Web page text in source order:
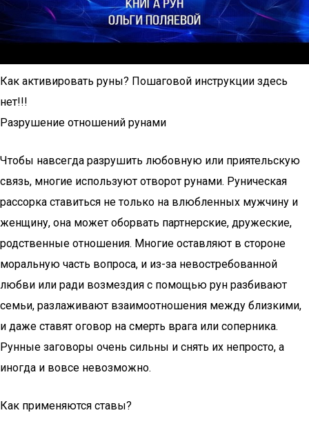
Как активировать руны? Пошаговой инструкции здесь
нет!!!
Разрушение отношений рунами
Чтобы навсегда разрушить любовную или приятельскую
связь, многие используют отворот рунами. Руническая
рассорка ставиться не только на влюбленных мужчину и
женщину, она может оборвать партнерские, дружеские,
родственные отношения. Многие оставляют в стороне
моральную часть вопроса, и из-за невостребованной
любви или ради возмездия с помощью рун разбивают
семьи, разлаживают взаимоотношения между близкими,
и даже ставят оговор на смерть врага или соперника.
Рунные заговоры очень сильны и снять их непросто, а
иногда и вовсе невозможно.
Как применяются ставы?